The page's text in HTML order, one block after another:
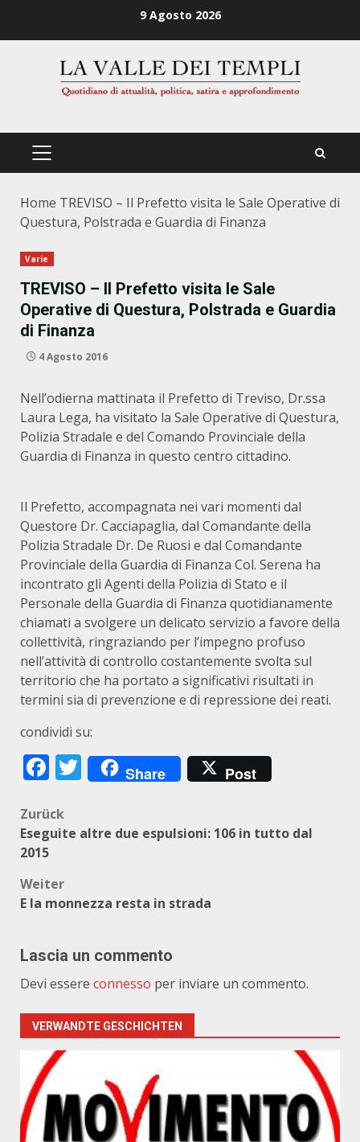
9 Agosto 2026
PRIMÄRES
Home TREVISO – Il Prefetto visita le Sale Operative di
Questura, Polstrada e Guardia di Finanza
Varie
TREVISO – Il Prefetto visita le Sale
Operative di Questura, Polstrada e Guardia
di Finanza
4 Agosto 2016
Nell’odierna mattinata il Prefetto di Treviso, Dr.ssa
Laura Lega, ha visitato la Sale Operative di Questura,
Polizia Stradale e del Comando Provinciale della
Guardia di Finanza in questo centro cittadino.
Il Prefetto, accompagnata nei vari momenti dal
Questore Dr. Cacciapaglia, dal Comandante della
Polizia Stradale Dr. De Ruosi e dal Comandante
Provinciale della Guardia di Finanza Col. Serena ha
incontrato gli Agenti della Polizia di Stato e il
Personale della Guardia di Finanza quotidianamente
chiamati a svolgere un delicato servizio a favore della
collettività, ringraziando per l’impegno profuso
nell’attività di controllo costantemente svolta sul
territorio che ha portato a significativi risultati in
termini sia di prevenzione e di repressione dei reati.
condividi su:
Facebook
Twitter
Share Post
Beitragsnavigation
Zurück
Eseguite altre due espulsioni: 106 in tutto dal
2015
Weiter
E la monnezza resta in strada
Lascia un commento
Devi essere connesso per inviare un commento.
VERWANDTE GESCHICHTEN